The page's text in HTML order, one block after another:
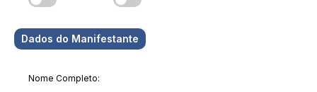
Dados do Manifestante
Nome Completo: